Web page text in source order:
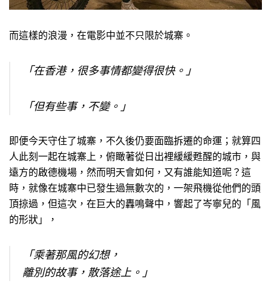
而這樣的浪漫，在電影中並不只限於城寨。
「在香港，很多事情都變得很快。」
「但有些事，不變。」
即便今天守住了城寨，不久後仍要面臨拆遷的命運；就算四
人此刻一起在城寨上，俯瞰著從日出裡緩緩甦醒的城市，與
遠方的啟德機場，然而明天會如何，又有誰能知道呢？這
時，就像在城寨中已發生過無數次的，一架飛機從他們的頭
頂掠過，但這次，在巨大的轟鳴聲中，響起了岑寧兒的「風
的形狀」，
「乘著那風的幻想，
離別的故事，散落途上。」